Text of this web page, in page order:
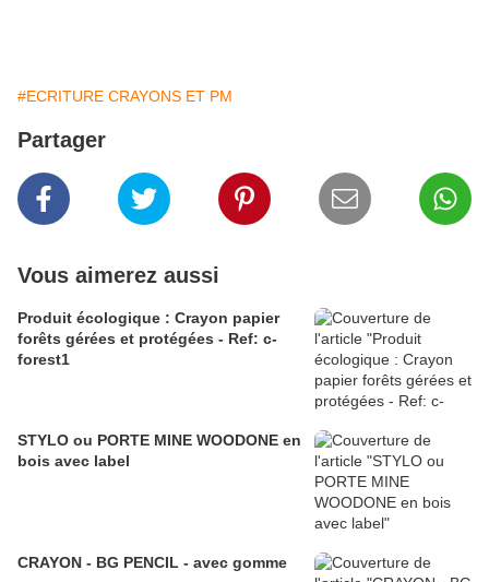
#ECRITURE CRAYONS ET PM
Partager
Vous aimerez aussi
Produit écologique : Crayon papier
forêts gérées et protégées - Ref: c-
forest1
STYLO ou PORTE MINE WOODONE en
bois avec label
CRAYON - BG PENCIL - avec gomme